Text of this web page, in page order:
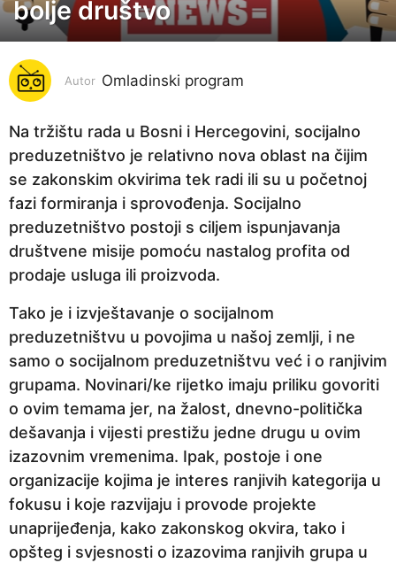
g
o
n
e
p
r
i
j
e
4
o
d
i
n
e
p
r
i
j
e
bolje društvo
Autor Omladinski program
Na tržištu rada u Bosni i Hercegovini, socijalno
preduzetništvo je relativno nova oblast na čijim
se zakonskim okvirima tek radi ili su u početnoj
fazi formiranja i sprovođenja. Socijalno
preduzetništvo postoji s ciljem ispunjavanja
društvene misije pomoću nastalog profita od
prodaje usluga ili proizvoda.
Tako je i izvještavanje o socijalnom
preduzetništvu u povojima u našoj zemlji, i ne
samo o socijalnom preduzetništvu već i o ranjivim
grupama. Novinari/ke rijetko imaju priliku govoriti
o ovim temama jer, na žalost, dnevno-politička
dešavanja i vijesti prestižu jedne drugu u ovim
izazovnim vremenima. Ipak, postoje i one
organizacije kojima je interes ranjivih kategorija u
fokusu i koje razvijaju i provode projekte
unaprijeđenja, kako zakonskog okvira, tako i
opšteg i svjesnosti o izazovima ranjivih grupa u